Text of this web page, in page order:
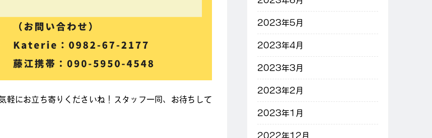
にお立ち寄りくださいね！スタッフ一同、お待ちして
2023年5月
2023年4月
2023年3月
2023年2月
2023年1月
2022年12月